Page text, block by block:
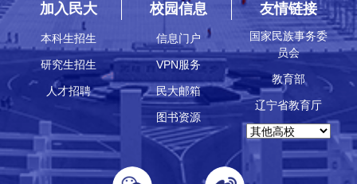
加入民大
本科生招生
研究生招生
人才招聘
校园信息
信息门户
VPN服务
民大邮箱
图书资源
友情链接
国家民族事务委
员会
教育部
辽宁省教育厅